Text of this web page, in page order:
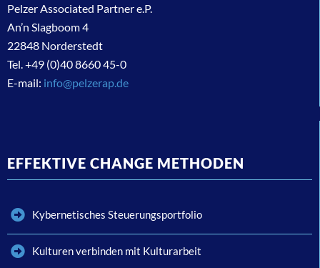
Pelzer Associated Partner e.P.
An’n Slagboom 4
22848 Norderstedt
Tel. +49 (0)40 8660 45-0
E-mail: info@pelzerap.de
EFFEKTIVE CHANGE METHODEN
Kybernetisches Steuerungsportfolio
Kulturen verbinden mit Kulturarbeit